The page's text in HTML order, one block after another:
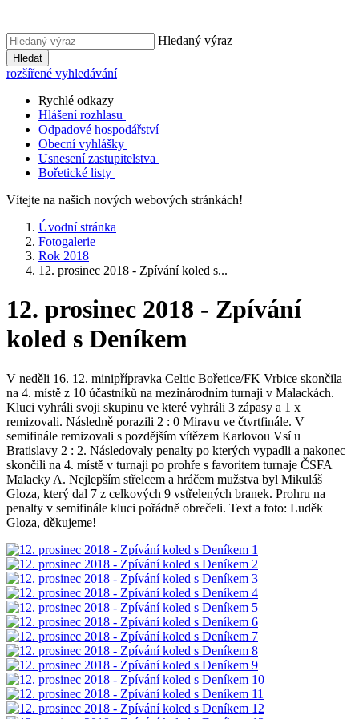
Hledaný výraz
Hledat
rozšířené vyhledávání
Rychlé odkazy
Hlášení rozhlasu
Odpadové hospodářství
Obecní vyhlášky
Usnesení zastupitelstva
Bořetické listy
Vítejte na našich nových webových stránkách!
Úvodní stránka
Fotogalerie
Rok 2018
12. prosinec 2018 - Zpívání koled s...
12. prosinec 2018 - Zpívání
koled s Deníkem
V neděli 16. 12. minipřípravka Celtic Bořetice/FK Vrbice skončila
na 4. místě z 10 účastníků na mezinárodním turnaji v Malackách.
Kluci vyhráli svoji skupinu ve které vyhráli 3 zápasy a 1 x
remizovali. Následně porazili 2 : 0 Miravu ve čtvrtfinále. V
semifinále remizovali s pozdějším vítězem Karlovou Vsí u
Bratislavy 2 : 2. Následovaly penalty po kterých vypadli a nakonec
skončili na 4. místě v turnaji po prohře s favoritem turnaje ČSFA
Malacky A. Nejlepším střelcem a hráčem mužstva byl Mikuláš
Gloza, který dal 7 z celkových 9 vstřelených branek. Prohru na
penalty v semifinále kluci pořádně obrečeli. Text a foto: Luděk
Gloza, děkujeme!